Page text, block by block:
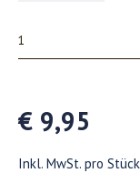
€ 9,95
Inkl. MwSt. pro Stück